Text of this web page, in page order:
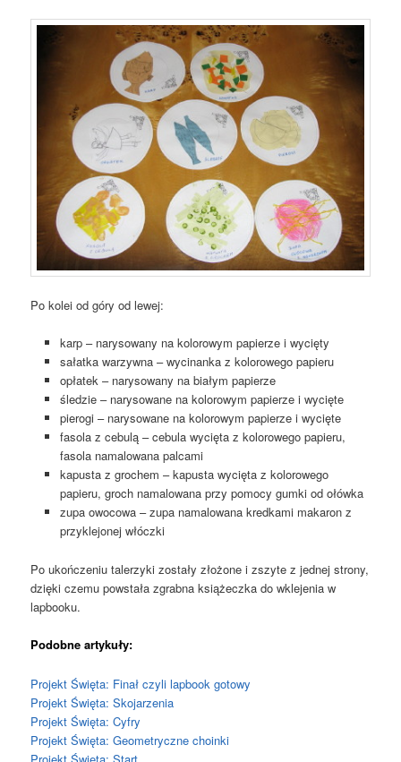
Po kolei od góry od lewej:
karp – narysowany na kolorowym papierze i wycięty
sałatka warzywna – wycinanka z kolorowego papieru
opłatek – narysowany na białym papierze
śledzie – narysowane na kolorowym papierze i wycięte
pierogi – narysowane na kolorowym papierze i wycięte
fasola z cebulą – cebula wycięta z kolorowego papieru,
fasola namalowana palcami
kapusta z grochem – kapusta wycięta z kolorowego
papieru, groch namalowana przy pomocy gumki od ołówka
zupa owocowa – zupa namalowana kredkami makaron z
przyklejonej włóczki
Po ukończeniu talerzyki zostały złożone i zszyte z jednej strony,
dzięki czemu powstała zgrabna książeczka do wklejenia w
lapbooku.
Podobne artykuły:
Projekt Święta: Finał czyli lapbook gotowy
Projekt Święta: Skojarzenia
Projekt Święta: Cyfry
Projekt Święta: Geometryczne choinki